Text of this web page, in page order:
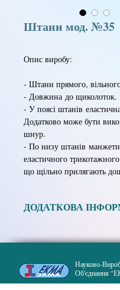
Штани мод. №35
Опис виробу:
- Штани прямого,
- Довжина до щиколоток.
- У поясі штанів
Додатково може бути
шнур.
- По низу штанів
еластичного
що щільно прилягають
ДОДАТКОВА
Матеріал:
ALK, блакитний.
ALK, темно-синій.
Науково-
Об'єднання